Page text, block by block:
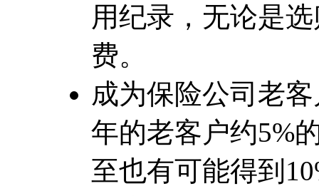
用纪录，无论是
费。
成为保险公司老
年的老客户约5%
至也有可能得到